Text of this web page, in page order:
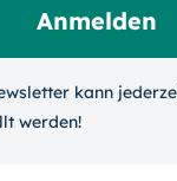
kann
werden!